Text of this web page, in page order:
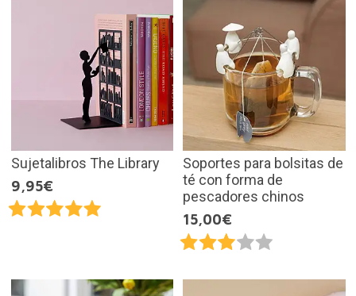
Sujetalibros The Library
9,95€
Soportes para bolsitas de
té con forma de
pescadores chinos
15,00€